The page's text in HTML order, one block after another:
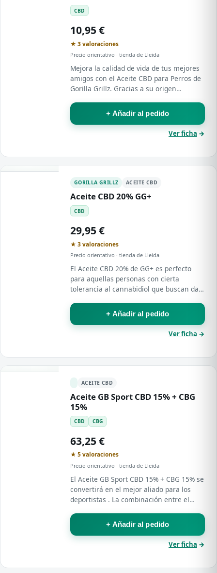
CBD
10,95 €
★ 3 valoraciones
Precio orientativo · tienda de Lleida
Mejora la calidad de vida de tus mejores
amigos con el Aceite CBD para Perros de
Gorilla Grillz. Gracias a su origen
composición, tu mascota también podrá…
+ Añadir al pedido
Ver ficha →
GORILLA GRILLZ ACEITE CBD
Aceite CBD 20% GG+
CBD
29,95 €
★ 3 valoraciones
Precio orientativo · tienda de Lleida
El Aceite CBD 20% de GG+ es perfecto
para aquellas personas con cierta
tolerancia al cannabidiol que buscan dar
compuesto.
+ Añadir al pedido
Ver ficha →
ACEITE CBD
Aceite GB Sport CBD 15% + CBG
15%
CBD CBG
63,25 €
★ 5 valoraciones
Precio orientativo · tienda de Lleida
El Aceite GB Sport CBD 15% + CBG 15% se
convertirá en el mejor aliado para los
deportistas . La combinación entre el
para reducir agujetas , mejorar el flujo…
+ Añadir al pedido
Ver ficha →